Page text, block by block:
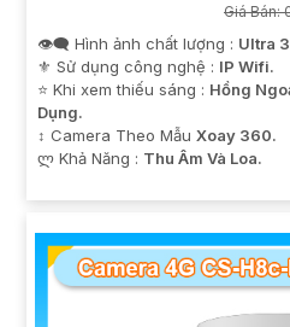
Giá Bán:
👁️‍🗨 Hình ảnh chất lượng : Ultra
⚜️ Sử dụng công nghệ : IP Wifi.
⭐ Khi xem thiếu sáng : Hồng
Dụng.
↕️ Camera Theo Mẫu Xoay 360.
️ლ Khả Năng : Thu Âm Và Loa.